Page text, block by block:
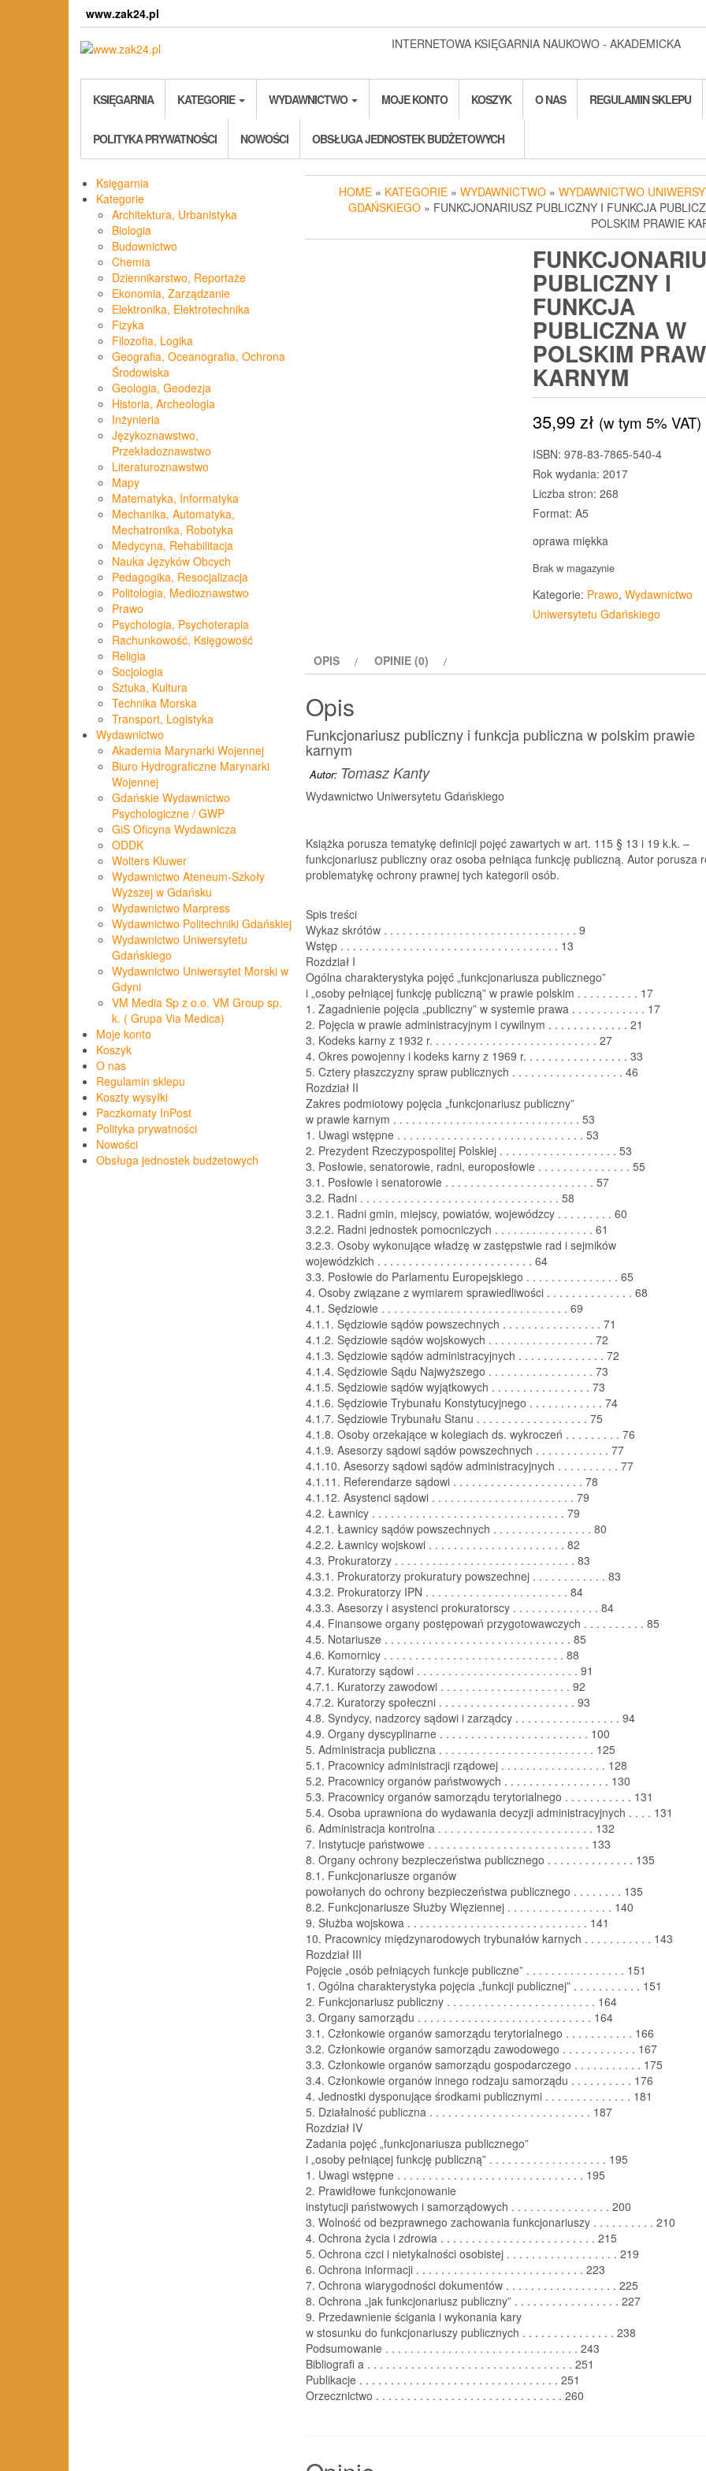
www.zak24.pl
INTERNETOWA KSIĘGARNIA NAUKOWO - AKADEMICKA
KSIĘGARNIA KATEGORIE WYDAWNICTWO MOJE KONTO KOSZYK O NAS REGULAMIN SKLEPU
POLITYKA PRYWATNOŚCI NOWOŚCI OBSŁUGA JEDNOSTEK BUDŻETOWYCH
Księgarnia
Kategorie
Architektura, Urbanistyka
Biologia
Budownictwo
Chemia
Dziennikarstwo, Reportaże
Ekonomia, Zarządzanie
Elektronika, Elektrotechnika
Fizyka
Filozofia, Logika
Geografia, Oceanografia, Ochrona
Środowiska
Geologia, Geodezja
Historia, Archeologia
Inżynieria
Językoznawstwo,
Przekładoznawstwo
Literaturoznawstwo
Mapy
Matematyka, Informatyka
Mechanika, Automatyka,
Mechatronika, Robotyka
Medycyna, Rehabilitacja
Nauka Języków Obcych
Pedagogika, Resocjalizacja
Politologia, Medioznawstwo
Prawo
Psychologia, Psychoterapia
Rachunkowość, Księgowość
Religia
Socjologia
Sztuka, Kultura
Technika Morska
Transport, Logistyka
Wydawnictwo
Akademia Marynarki Wojennej
Biuro Hydrograficzne Marynarki
Wojennej
Gdańskie Wydawnictwo
Psychologiczne / GWP
GiS Oficyna Wydawnicza
ODDK
Wolters Kluwer
Wydawnictwo Ateneum-Szkoły
Wyższej w Gdańsku
Wydawnictwo Marpress
Wydawnictwo Politechniki Gdańskiej
Wydawnictwo Uniwersytetu
Gdańskiego
Wydawnictwo Uniwersytet Morski w
Gdyni
VM Media Sp z o.o. VM Group sp.
k. ( Grupa Via Medica)
Moje konto
Koszyk
O nas
Regulamin sklepu
Koszty wysyłki
Paczkomaty InPost
Polityka prywatności
Nowości
Obsługa jednostek budżetowych
HOME » KATEGORIE » WYDAWNICTWO » WYDAWNICTWO
GDAŃSKIEGO » FUNKCJONARIUSZ PUBLICZNY I FUNKCJA
POLSKIM PRAWIE
PUBLICZNY I
FUNKCJA
PUBLICZNA W
POLSKIM
KARNYM
35,99zł (w tym 5% VAT)
ISBN: 978-83-7865-540-4
Rok wydania: 2017
Liczba stron: 268
Format: A5
oprawa miękka
Brak w magazynie
Kategorie: Prawo, Wydawnictwo
Uniwersytetu Gdańskiego
OPIS OPINIE (0)
Opis
Funkcjonariusz publiczny i funkcja publiczna w polskim prawie
karnym
Autor: Tomasz Kanty
Wydawnictwo Uniwersytetu Gdańskiego
Książka porusza tematykę definicji pojęć zawartych w art. 115 § 13 i 19 k.k. –
funkcjonariusz publiczny oraz osoba pełniąca funkcję publiczną. Autor porusza
problematykę ochrony prawnej tych kategorii osób.
Spis treści
Wykaz skrótów . . . . . . . . . . . . . . . . . . . . . . . . . . . . . . . 9
Wstęp . . . . . . . . . . . . . . . . . . . . . . . . . . . . . . . . . . . 13
Rozdział I
Ogólna charakterystyka pojęć „funkcjonariusza publicznego”
i „osoby pełniącej funkcję publiczną” w prawie polskim . . . . . . . . . . 17
1. Zagadnienie pojęcia „publiczny” w systemie prawa . . . . . . . . . . . . 17
2. Pojęcia w prawie administracyjnym i cywilnym . . . . . . . . . . . . . 21
3. Kodeks karny z 1932 r. . . . . . . . . . . . . . . . . . . . . . . . . . . 27
4. Okres powojenny i kodeks karny z 1969 r. . . . . . . . . . . . . . . . . 33
5. Cztery płaszczyzny spraw publicznych . . . . . . . . . . . . . . . . . . 46
Rozdział II
Zakres podmiotowy pojęcia „funkcjonariusz publiczny”
w prawie karnym . . . . . . . . . . . . . . . . . . . . . . . . . . . . . . 53
1. Uwagi wstępne . . . . . . . . . . . . . . . . . . . . . . . . . . . . . . 53
2. Prezydent Rzeczypospolitej Polskiej . . . . . . . . . . . . . . . . . . . 53
3. Posłowie, senatorowie, radni, europosłowie . . . . . . . . . . . . . . . 55
3.1. Posłowie i senatorowie . . . . . . . . . . . . . . . . . . . . . . . . 57
3.2. Radni . . . . . . . . . . . . . . . . . . . . . . . . . . . . . . . . 58
3.2.1. Radni gmin, miejscy, powiatów, wojewódzcy . . . . . . . . . 60
3.2.2. Radni jednostek pomocniczych . . . . . . . . . . . . . . . . 61
3.2.3. Osoby wykonujące władzę w zastępstwie rad i sejmików
wojewódzkich . . . . . . . . . . . . . . . . . . . . . . . . . 64
3.3. Posłowie do Parlamentu Europejskiego . . . . . . . . . . . . . . . 65
4. Osoby związane z wymiarem sprawiedliwości . . . . . . . . . . . . . . 68
4.1. Sędziowie . . . . . . . . . . . . . . . . . . . . . . . . . . . . . . 69
4.1.1. Sędziowie sądów powszechnych . . . . . . . . . . . . . . . . 71
4.1.2. Sędziowie sądów wojskowych . . . . . . . . . . . . . . . . . 72
4.1.3. Sędziowie sądów administracyjnych . . . . . . . . . . . . . . 72
4.1.4. Sędziowie Sądu Najwyższego . . . . . . . . . . . . . . . . . 73
4.1.5. Sędziowie sądów wyjątkowych . . . . . . . . . . . . . . . . 73
4.1.6. Sędziowie Trybunału Konstytucyjnego . . . . . . . . . . . . 74
4.1.7. Sędziowie Trybunału Stanu . . . . . . . . . . . . . . . . . . 75
4.1.8. Osoby orzekające w kolegiach ds. wykroczeń . . . . . . . . . 76
4.1.9. Asesorzy sądowi sądów powszechnych . . . . . . . . . . . . 77
4.1.10. Asesorzy sądowi sądów administracyjnych . . . . . . . . . . 77
4.1.11. Referendarze sądowi . . . . . . . . . . . . . . . . . . . . . 78
4.1.12. Asystenci sądowi . . . . . . . . . . . . . . . . . . . . . . . 79
4.2. Ławnicy . . . . . . . . . . . . . . . . . . . . . . . . . . . . . . . 79
4.2.1. Ławnicy sądów powszechnych . . . . . . . . . . . . . . . . 80
4.2.2. Ławnicy wojskowi . . . . . . . . . . . . . . . . . . . . . . 82
4.3. Prokuratorzy . . . . . . . . . . . . . . . . . . . . . . . . . . . . . 83
4.3.1. Prokuratorzy prokuratury powszechnej . . . . . . . . . . . . 83
4.3.2. Prokuratorzy IPN . . . . . . . . . . . . . . . . . . . . . . . 84
4.3.3. Asesorzy i asystenci prokuratorscy . . . . . . . . . . . . . . 84
4.4. Finansowe organy postępowań przygotowawczych . . . . . . . . . . 85
4.5. Notariusze . . . . . . . . . . . . . . . . . . . . . . . . . . . . . . 85
4.6. Komornicy . . . . . . . . . . . . . . . . . . . . . . . . . . . . . 88
4.7. Kuratorzy sądowi . . . . . . . . . . . . . . . . . . . . . . . . . . 91
4.7.1. Kuratorzy zawodowi . . . . . . . . . . . . . . . . . . . . . 92
4.7.2. Kuratorzy społeczni . . . . . . . . . . . . . . . . . . . . . . 93
4.8. Syndycy, nadzorcy sądowi i zarządcy . . . . . . . . . . . . . . . . . 94
4.9. Organy dyscyplinarne . . . . . . . . . . . . . . . . . . . . . . . . 100
5. Administracja publiczna . . . . . . . . . . . . . . . . . . . . . . . . . 125
5.1. Pracownicy administracji rządowej . . . . . . . . . . . . . . . . . 128
5.2. Pracownicy organów państwowych . . . . . . . . . . . . . . . . . 130
5.3. Pracownicy organów samorządu terytorialnego . . . . . . . . . . . 131
5.4. Osoba uprawniona do wydawania decyzji administracyjnych . . . . 131
6. Administracja kontrolna . . . . . . . . . . . . . . . . . . . . . . . . . 132
7. Instytucje państwowe . . . . . . . . . . . . . . . . . . . . . . . . . . 133
8. Organy ochrony bezpieczeństwa publicznego . . . . . . . . . . . . . . 135
8.1. Funkcjonariusze organów
powołanych do ochrony bezpieczeństwa publicznego . . . . . . . . 135
8.2. Funkcjonariusze Służby Więziennej . . . . . . . . . . . . . . . . . 140
9. Służba wojskowa . . . . . . . . . . . . . . . . . . . . . . . . . . . . . 141
10. Pracownicy międzynarodowych trybunałów karnych . . . . . . . . . . . 143
Rozdział III
Pojęcie „osób pełniących funkcje publiczne” . . . . . . . . . . . . . . . . 151
1. Ogólna charakterystyka pojęcia „funkcji publicznej” . . . . . . . . . . . 151
2. Funkcjonariusz publiczny . . . . . . . . . . . . . . . . . . . . . . . . 164
3. Organy samorządu . . . . . . . . . . . . . . . . . . . . . . . . . . . . 164
3.1. Członkowie organów samorządu terytorialnego . . . . . . . . . . . 166
3.2. Członkowie organów samorządu zawodowego . . . . . . . . . . . . 167
3.3. Członkowie organów samorządu gospodarczego . . . . . . . . . . . 175
3.4. Członkowie organów innego rodzaju samorządu . . . . . . . . . . 176
4. Jednostki dysponujące środkami publicznymi . . . . . . . . . . . . . . 181
5. Działalność publiczna . . . . . . . . . . . . . . . . . . . . . . . . . . 187
Rozdział IV
Zadania pojęć „funkcjonariusza publicznego”
i „osoby pełniącej funkcję publiczną” . . . . . . . . . . . . . . . . . . . 195
1. Uwagi wstępne . . . . . . . . . . . . . . . . . . . . . . . . . . . . . . 195
2. Prawidłowe funkcjonowanie
instytucji państwowych i samorządowych . . . . . . . . . . . . . . . . 200
3. Wolność od bezprawnego zachowania funkcjonariuszy . . . . . . . . . . 210
4. Ochrona życia i zdrowia . . . . . . . . . . . . . . . . . . . . . . . . . 215
5. Ochrona czci i nietykalności osobistej . . . . . . . . . . . . . . . . . . 219
6. Ochrona informacji . . . . . . . . . . . . . . . . . . . . . . . . . . . 223
7. Ochrona wiarygodności dokumentów . . . . . . . . . . . . . . . . . . 225
8. Ochrona „jak funkcjonariusz publiczny” . . . . . . . . . . . . . . . . . 227
9. Przedawnienie ścigania i wykonania kary
w stosunku do funkcjonariuszy publicznych . . . . . . . . . . . . . . . 238
Podsumowanie . . . . . . . . . . . . . . . . . . . . . . . . . . . . . . . 243
Bibliografi a . . . . . . . . . . . . . . . . . . . . . . . . . . . . . . . . . 251
Publikacje . . . . . . . . . . . . . . . . . . . . . . . . . . . . . . . . 251
Orzecznictwo . . . . . . . . . . . . . . . . . . . . . . . . . . . . . . 260